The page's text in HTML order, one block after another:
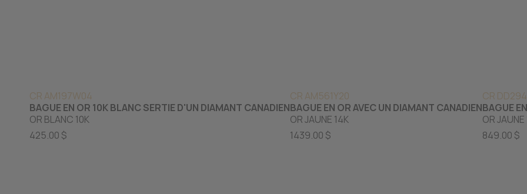
CR AM197W04
BAGUE EN OR 10K BLANC SERTIE D'UN DIAMANT CANADIEN
OR BLANC 10K
425.00 $
CR AM561Y20
BAGUE EN OR AVEC UN DIAMANT CANADIEN
OR JAUNE 14K
1439.00 $
CR
BAGUE
OR JAUNE
849.00 $